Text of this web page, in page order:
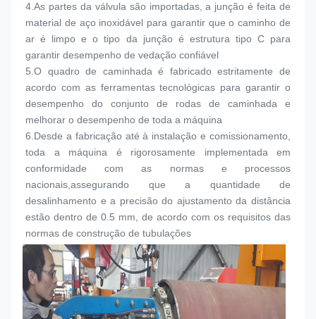
4. As partes da válvula são importadas, a junção é feita de
material de aço inoxidável para garantir que o caminho de
ar é limpo e o tipo da junção é estrutura tipo C para
garantir desempenho de vedação confiável
5. O quadro de caminhada é fabricado estritamente de
acordo com as ferramentas tecnológicas para garantir o
desempenho do conjunto de rodas de caminhada e
melhorar o desempenho de toda a máquina
6. Desde a fabricação até à instalação e comissionamento,
toda a máquina é rigorosamente implementada em
conformidade com as normas e processos
nacionais,assegurando que a quantidade de
desalinhamento e a precisão do ajustamento da distância
estão dentro de 0.5 mm, de acordo com os requisitos das
normas de construção de tubulações